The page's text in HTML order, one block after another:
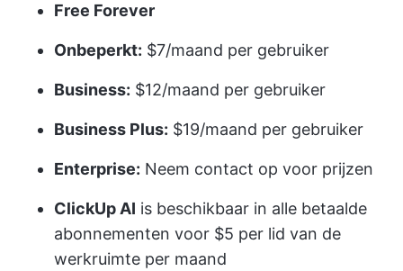
Free Forever
Onbeperkt: $7/maand per gebruiker
Business: $12/maand per gebruiker
Business Plus: $19/maand per gebruiker
Enterprise: Neem contact op voor prijzen
ClickUp AI is beschikbaar in alle betaalde
abonnementen voor $5 per lid van de
werkruimte per maand